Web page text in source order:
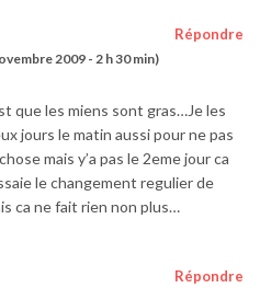
2009 - 2 h 30 min)
Répondre
que les miens sont gras…Je les
jours le matin aussi pour ne pas
mais y’a pas le 2eme jour ca
le changement regulier de
ca ne fait rien non plus…
Répondre